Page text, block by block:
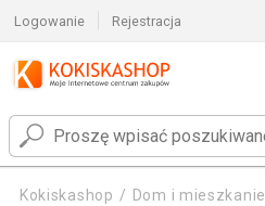
Logowanie Rejestracja
Kokiskashop Dom i mieszkanie